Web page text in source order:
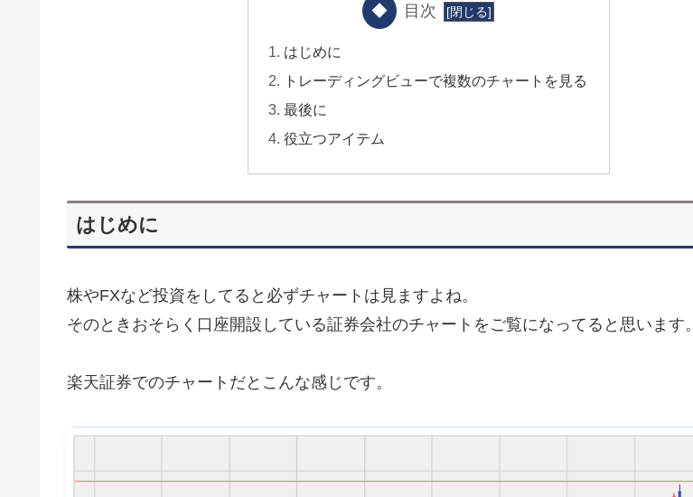
目次
はじめに
トレーディングビューで複数のチャートを見る
最後に
役立つアイテム
はじめに
株やFXなど投資をしてると必ずチャートは見ますよね。
そのときおそらく口座開設している証券会社のチャートをご覧になってると思います。
楽天証券でのチャートだとこんな感じです。